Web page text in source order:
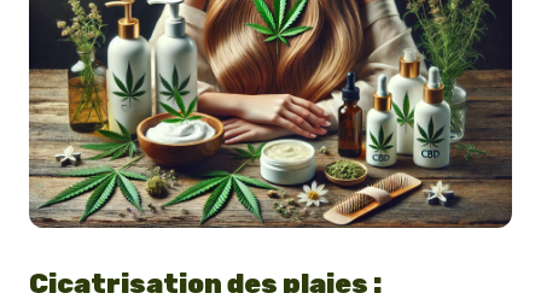
Cicatrisation des plaies :